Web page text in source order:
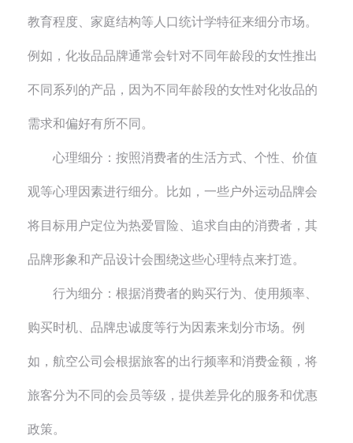
教育程度、家庭结构等人口统计学特征来细分市场。
例如，化妆品品牌通常会针对不同年龄段的女性推出
不同系列的产品，因为不同年龄段的女性对化妆品的
需求和偏好有所不同。
心理细分：按照消费者的生活方式、个性、价值
观等心理因素进行细分。比如，一些户外运动品牌会
将目标用户定位为热爱冒险、追求自由的消费者，其
品牌形象和产品设计会围绕这些心理特点来打造。
行为细分：根据消费者的购买行为、使用频率、
购买时机、品牌忠诚度等行为因素来划分市场。例
如，航空公司会根据旅客的出行频率和消费金额，将
旅客分为不同的会员等级，提供差异化的服务和优惠
政策。